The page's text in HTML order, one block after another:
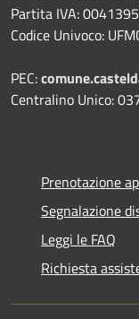
Partita IVA:
Codice Univoco:
PEC:
Centralino Unico:
Prenotazione
Segnalazione
Leggi le FAQ
Richiesta